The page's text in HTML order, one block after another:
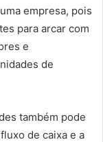
empresa, pois
para arcar com
e
de
também pode
de caixa e a